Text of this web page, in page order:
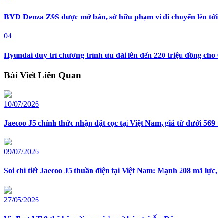
BYD Denza Z9S được mở bán, sở hữu phạm vi di chuyển lên
04
Hyundai duy trì chương trình ưu đãi lên đến 220 triệu đồng cho
Bài Viết Liên Quan
10/07/2026
Jaecoo J5 chính thức nhận đặt cọc tại Việt Nam, giá từ dưới 569
09/07/2026
Soi chi tiết Jaecoo J5 thuần điện tại Việt Nam: Mạnh 208 mã
27/05/2026